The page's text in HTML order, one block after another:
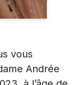
vous
Andrée